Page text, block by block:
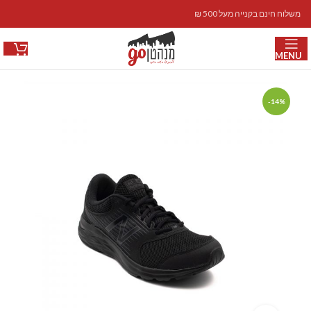
משלוח חינם בקנייה מעל 500 ₪
MENU
-14%